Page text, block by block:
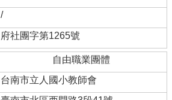
/
府社團字第1265號
自由職業團體
台南市立人國小教師會